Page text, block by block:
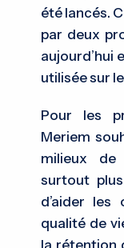
été lancés.
par deux
aujourd’hui
utilisée sur
Pour les
Meriem
milieux de
surtout
d’aider les
qualité de
la rétention